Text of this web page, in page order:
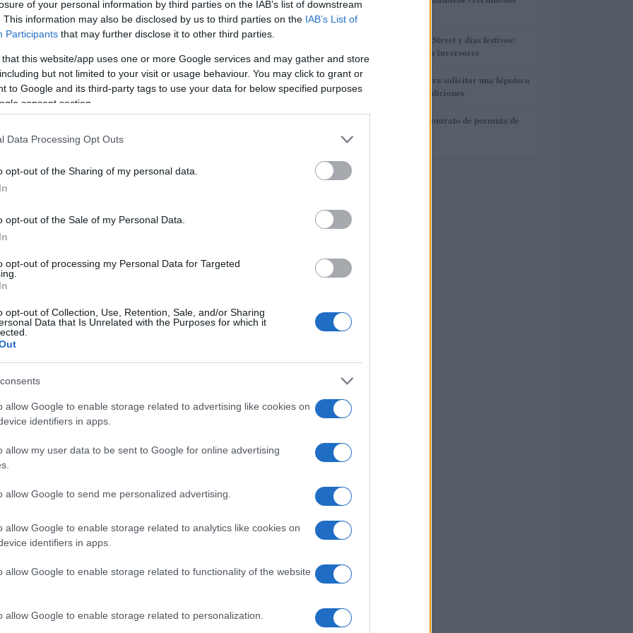
of your personal information by third parties on the IAB’s list of downstream
This information may also be disclosed by us to third parties on the IAB’s List of
Participants that may further disclose it to other third parties.
this website/app uses one or more Google services and may gather and store
but not limited to your visit or usage behaviour. You may click to grant or
to Google and its third-party tags to use your data for below specified purposes
consent section.
Data Processing Opt Outs
opt-out of the Sharing of my personal data.
opt-out of the Sale of my Personal Data.
opt-out of processing my Personal Data for Targeted
opt-out of Collection, Use, Retention, Sale, and/or Sharing
Data that Is Unrelated with the Purposes for which it
allow Google to enable storage related to advertising like cookies on
identifiers in apps.
allow my user data to be sent to Google for online advertising
allow Google to send me personalized advertising.
allow Google to enable storage related to analytics like cookies on
identifiers in apps.
allow Google to enable storage related to functionality of the website
allow Google to enable storage related to personalization.
de caja
es una biotecnológica precomercial centrada en
cesación tabáquica. La compañía cuenta con
le permite financiar operaciones hasta 2027 sin
vasto: unos
5.200 millones de dólares en 2028
disruptivo si logra aprobación regulatoria.
de “Compra” y precios objetivo entre
lo que supone un upside de más del 400% respecto
ascendenteen marcos intermedios. El primer
operativo
Horarios de Wall Street y días festivos:
guía práctica para inversores
4 Guía definitiva para solicitar una hipoteca
y mejorar sus condiciones
5
¿Qué incluye un contrato de permuta de